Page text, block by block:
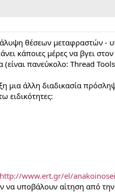
θέσεων μεταφραστών -
κάποιες μέρες να βγει
(είναι πανεύκολο: Thread
μια άλλη διαδικασία
ειδικότητες:
http://www.ert.gr/el/
να υποβάλουν αίτηση από